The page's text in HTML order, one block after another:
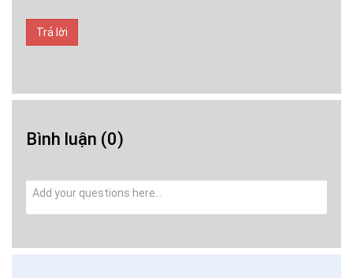
Trả lời
Bình luận (0)